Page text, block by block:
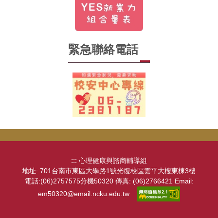
緊急聯絡電話
::: 心理健康與諮商輔導組
地址: 701台南市東區大學路1號光復校區雲平大樓東棟3樓
電話:(06)2757575分機50320 傳真: (06)2766421 Email:
em50320@email.ncku.edu.tw